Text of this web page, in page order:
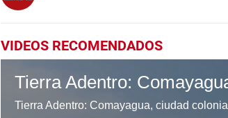
VIDEOS RECOMENDADOS
Tierra Adentro:
Tierra Adentro: Comayagua, ciudad colonial